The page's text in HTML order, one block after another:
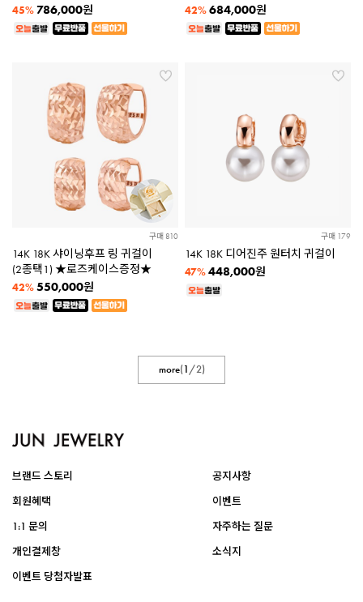
45% 786,000원 42% 684,000원
구매 810
14K 18K 샤이닝후프 링 귀걸이
(2종택1) ★로즈케이스증정★
42% 550,000원
구매 179
14K 18K 디어진주 원터치 귀걸이
47% 448,000원
more(1/2)
브랜드 스토리
공지사항
회원혜택
이벤트
1:1 문의
자주하는 질문
개인결제창
소식지
이벤트 당첨자발표